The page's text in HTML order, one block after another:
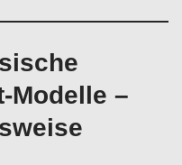
Modelle –